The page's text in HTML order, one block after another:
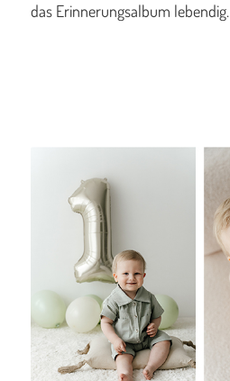
das Erinnerungsalbum lebendig.